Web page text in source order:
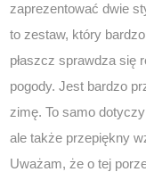
zaprezentować dwie
to zestaw, który
płaszcz sprawdza się
pogody. Jest bardzo
zimę. To samo
ale także przepiękny
Uważam, że o tej